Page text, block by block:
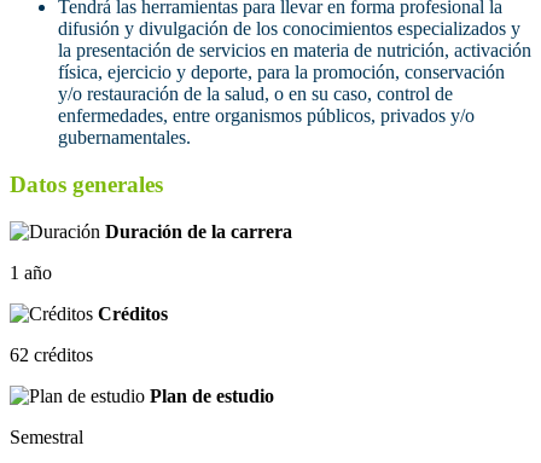
Tendrá las herramientas para llevar en forma profesional la
difusión y divulgación de los conocimientos especializados y
la presentación de servicios en materia de nutrición, activación
física, ejercicio y deporte, para la promoción, conservación
y/o restauración de la salud, o en su caso, control de
enfermedades, entre organismos públicos, privados y/o
gubernamentales.
Datos generales
Duración de la carrera
1 año
Créditos
62 créditos
Plan de estudio
Semestral